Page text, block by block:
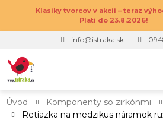
Klasiky tvorcov v akcii – teraz
Platí do 23.8.2026!
info@istraka.sk
Úvod Komponenty so zirkónmi
Retiazka na medzikus náramok